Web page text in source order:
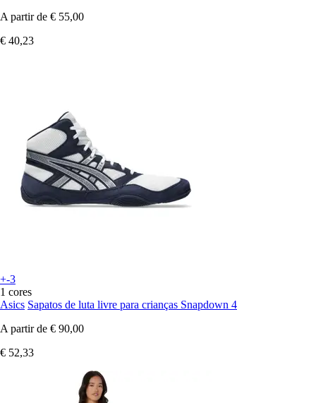
A partir de € 55,00
€ 40,23
+-3
1 cores
Asics Sapatos de luta livre para crianças Snapdown 4
A partir de € 90,00
€ 52,33